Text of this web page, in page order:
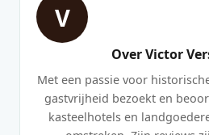
V
Over Victor
Met een passie voor
gastvrijheid bezoekt en
kasteelhotels en